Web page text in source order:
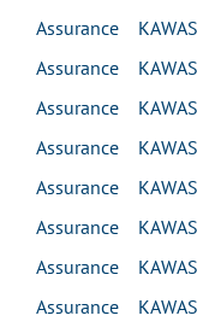
Assurance
Assurance
Assurance
Assurance
Assurance
Assurance
Assurance
Assurance